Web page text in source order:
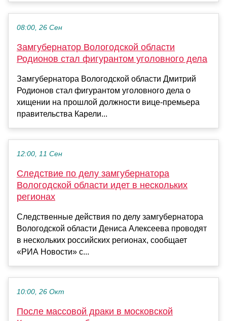
08:00, 26 Сен
Замгубернатор Вологодской области
Родионов стал фигурантом уголовного дела
Замгубернатора Вологодской области Дмитрий
Родионов стал фигурантом уголовного дела о
хищении на прошлой должности вице-премьера
правительства Карели...
12:00, 11 Сен
Следствие по делу замгубернатора
Вологодской области идет в нескольких
регионах
Следственные действия по делу замгубернатора
Вологодской области Дениса Алексеева проводят
в нескольких российских регионах, сообщает
«РИА Новости» с...
10:00, 26 Окт
После массовой драки в московской